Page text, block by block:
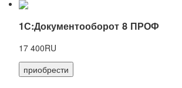
1С:Документооборот 8 ПРОФ
17 400RU
приобрести